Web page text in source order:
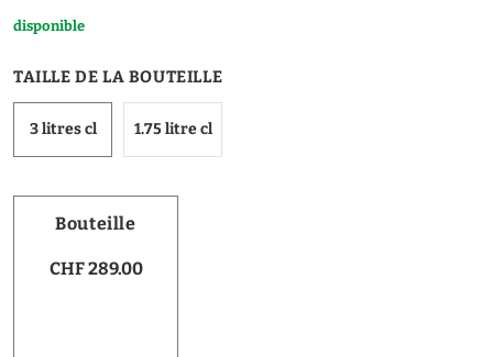
disponible
TAILLE DE LA BOUTEILLE
3 litres cl 1.75 litre cl
Bouteille
CHF 289.00